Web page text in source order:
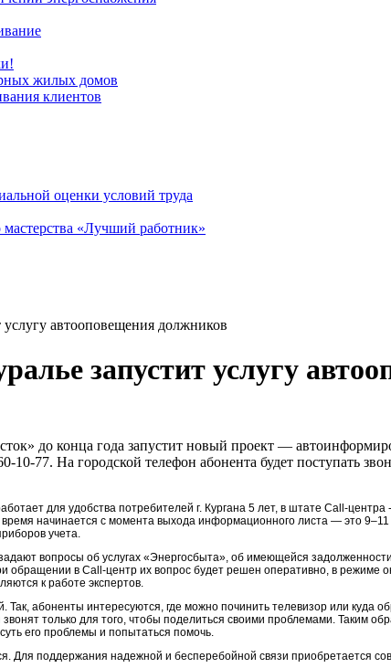
жилых домов
клиентов
оценки условий труда
«Лучший работник»
услугу автооповещения должников
запустит услугу
до конца года запустит новый проект —
10-77. На городской телефон абонента будет поступать
для удобства потребителей г. Кургана 5 лет, в штате Call-центра
начинается с момента выхода информационного листа — это
учета.
вопросы об услугах «Энергосбыта», об имеющейся
обращении в Call-центр их вопрос будет решен оперативно, в режиме
к работе экспертов.
Так, абоненты интересуются, где можно починить телевизор или
только для того, чтобы поделиться своими проблемами. Таким
его проблемы и попытаться помочь.
Для поддержания надежной и бесперебойной связи приобретается